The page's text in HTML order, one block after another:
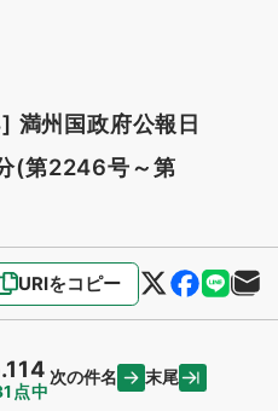
満州国政府公報日
(第2246号～第
URIをコピー
点中
次の件名 末尾